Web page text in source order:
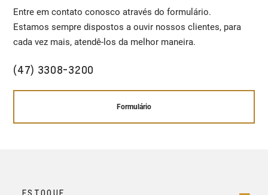
Entre em contato conosco através do formulário.
Estamos sempre dispostos a ouvir nossos clientes, para
cada vez mais, atendê-los da melhor maneira.
(47) 3308-3200
Formulário